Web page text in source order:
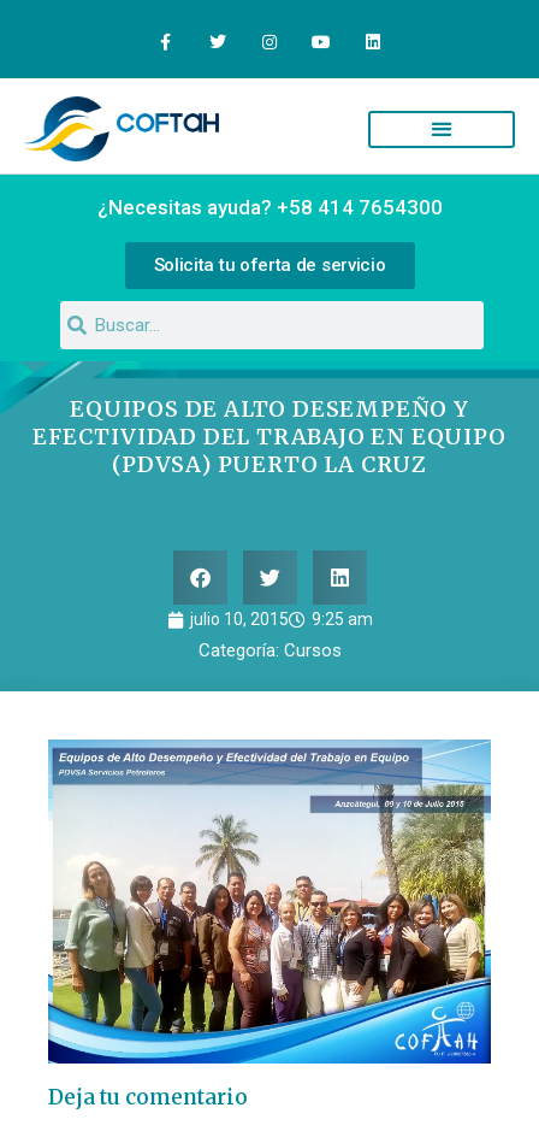
¿Necesitas ayuda? +58 414 7654300
Solicita tu oferta de servicio
EQUIPOS DE ALTO DESEMPEÑO Y
EFECTIVIDAD DEL TRABAJO EN EQUIPO
(PDVSA) PUERTO LA CRUZ
julio 10, 2015 9:25 am
Categoría: Cursos
Deja tu comentario